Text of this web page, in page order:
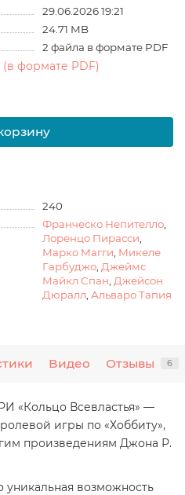
29.06.2026 19:21
24.71 MB
2 файла в формате PDF
формате PDF)
240
Франческо Непителло,
Лоренцо Пирасси
Марко Магги Микеле
Гарбуджо, Джеймс
Майкл Спан Джейсон
Дюралл Альваро Тапия
Видео Отзывы 6
«Кольцо Всевластья» —
игры по «Хоббиту»,
произведениям Джона Р.
уникальная возможность